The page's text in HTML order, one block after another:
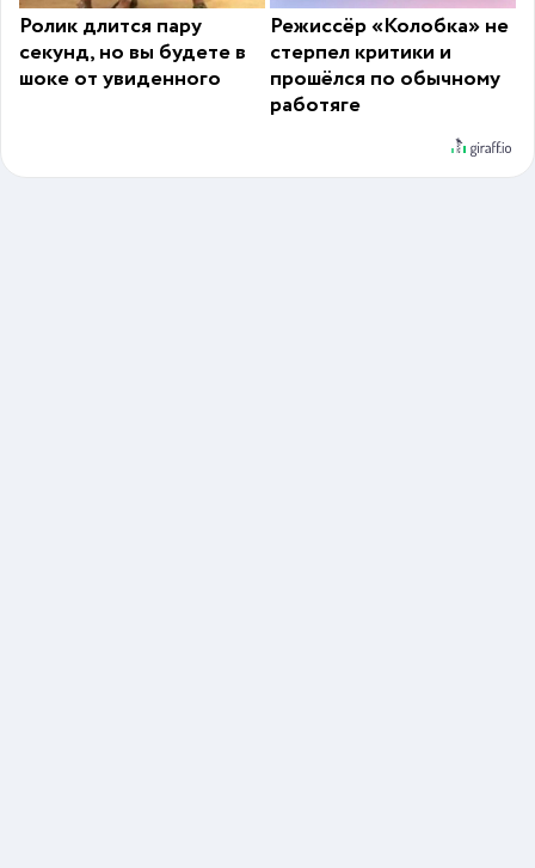
Ролик длится пару
секунд, но вы будете в
шоке от увиденного
Режиссёр «Колобка» не
стерпел критики и
прошёлся по обычному
работяге